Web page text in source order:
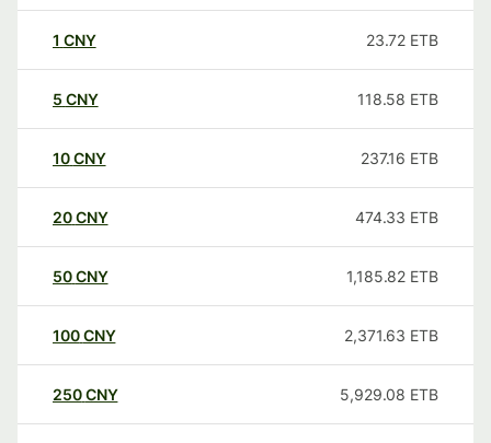
1 CNY 23.72 ETB
5 CNY 118.58 ETB
10CNY 237.16 ETB
20CNY 474.33 ETB
50CNY 1,185.82 ETB
100CNY 2,371.63 ETB
250CNY 5,929.08 ETB